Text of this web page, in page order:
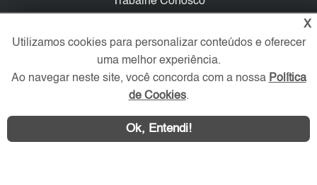
Verificada por
Redes Sociais
X
Utilizamos cookies para personalizar conteúdos e oferecer
uma melhor experiência.
Ao navegar neste site, você concorda com a nossa Política
de Cookies.
Ok, Entendi!